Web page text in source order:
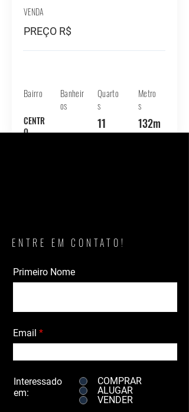
VENDA
PREÇO R$
Bairro
CENTR
O
Banheir
os
Quarto
s
11
Metro
s
132m
ENTRE EM CONTATO!
Primeiro Nome
Email
Interessado
em:
COMPRAR
ALUGAR
VENDER